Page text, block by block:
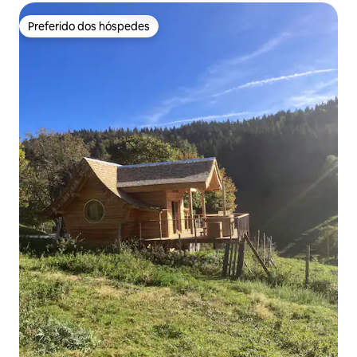
Preferido dos hóspedes
Preferido dos hóspedes